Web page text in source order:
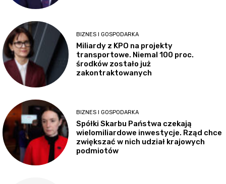
BIZNES I GOSPODARKA
Miliardy z KPO na projekty
transportowe. Niemal 100 proc.
środków zostało już
zakontraktowanych
BIZNES I GOSPODARKA
Spółki Skarbu Państwa czekają
wielomiliardowe inwestycje. Rząd chce
zwiększać w nich udział krajowych
podmiotów